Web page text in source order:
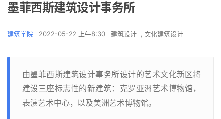
墨菲西斯建筑设计事务所
建筑学院 2022-05-22 上午8:30 建筑设计 , 文化建筑设计
由墨菲西斯建筑设计事务所设计的艺术文化新区将
建设三座标志性的新建筑：克罗亚洲艺术博物馆，
表演艺术中心，以及美洲艺术博物馆。